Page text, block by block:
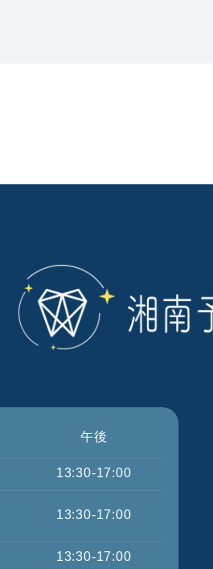
午後
13:30-17:00
13:30-17:00
13:30-17:00